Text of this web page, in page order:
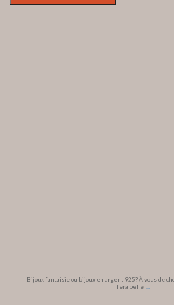
Bijoux fantaisie ou bijoux en argent 925? À vous de
fera belle